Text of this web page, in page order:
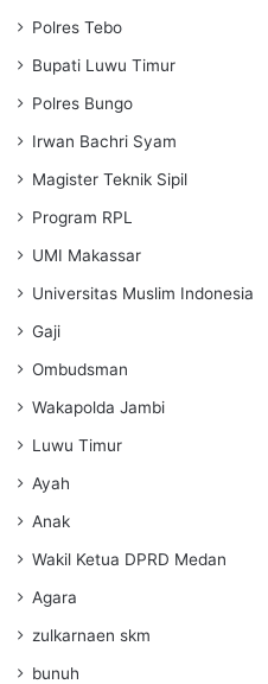
Polres Tebo
Bupati Luwu Timur
Polres Bungo
Irwan Bachri Syam
Magister Teknik Sipil
Program RPL
UMI Makassar
Universitas Muslim Indonesia
Gaji
Ombudsman
Wakapolda Jambi
Luwu Timur
Ayah
Anak
Wakil Ketua DPRD Medan
Agara
zulkarnaen skm
bunuh